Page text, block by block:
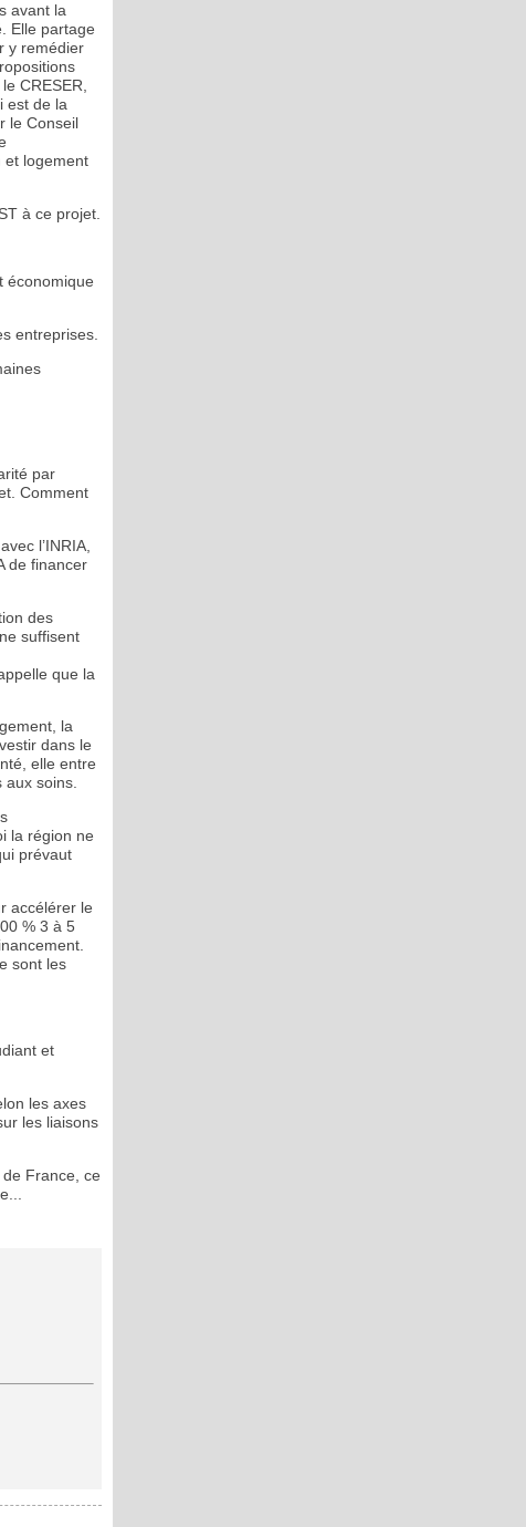
avant la
Elle partage
y remédier
CRESER,
est de la
le Conseil
et logement
à ce projet.
économique
entreprises.
par
Comment
l’INRIA,
de financer
des
suffisent
que la
la
dans le
elle entre
aux soins.
la région ne
prévaut
accélérer le
% 3 à 5
sont les
et
les axes
les liaisons
France, ce